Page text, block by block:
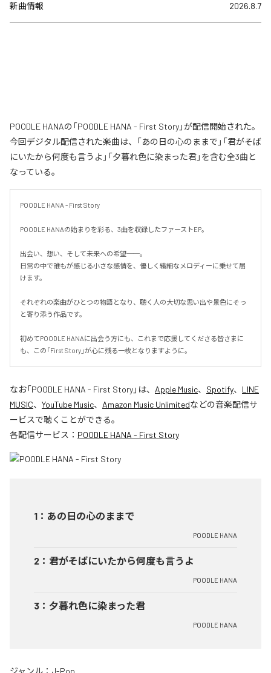
新曲情報 2026.8.7
POODLE HANAの「POODLE HANA - First Story」が配信開始された。
今回デジタル配信された楽曲は、「あの日の心のままで」「君がそば
にいたから何度も言うよ」「夕暮れ色に染まった君」を含む全3曲と
なっている。
POODLE HANA - First Story
POODLE HANAの始まりを彩る、3曲を収録したファーストEP。
出会い、想い、そして未来への希望──。
日常の中で誰もが感じる小さな感情を、優しく繊細なメロディーに乗せて届
けます。
それぞれの楽曲がひとつの物語となり、聴く人の大切な思い出や景色にそっ
と寄り添う作品です。
初めてPOODLE HANAに出会う方にも、これまで応援してくださる皆さまに
も、この「First Story」が心に残る一枚となりますように。
なお「POODLE HANA - First Story」は、 Apple Music、 Spotify、 LINE
MUSIC、 YouTube Music、 Amazon Music Unlimitedなどの音楽配信サ
ービスで聴くことができる。
各配信サービス： POODLE HANA - First Story
1 ： あの日の心のままで
POODLE HANA
2 ： 君がそばにいたから何度も言うよ
POODLE HANA
3 ： 夕暮れ色に染まった君
POODLE HANA